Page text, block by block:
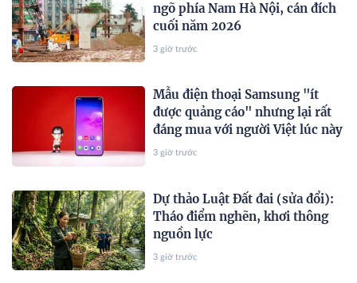
ngõ phía Nam Hà Nội, cán đích
cuối năm 2026
3 giờ trước
Mẫu điện thoại Samsung "ít
được quảng cáo" nhưng lại rất
đáng mua với người Việt lúc này
3 giờ trước
Dự thảo Luật Đất đai (sửa đổi):
Tháo điểm nghẽn, khơi thông
nguồn lực
3 giờ trước